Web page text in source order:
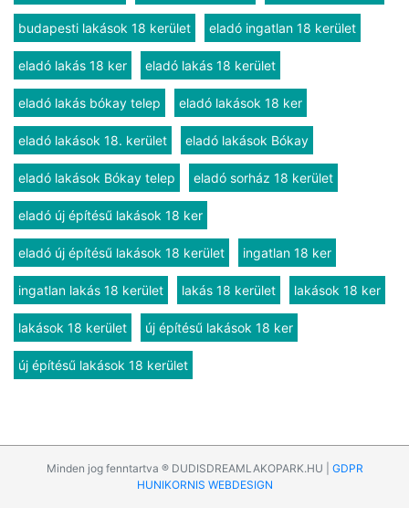
budapesti lakások 18 kerület eladó ingatlan 18 kerület
eladó lakás 18 ker eladó lakás 18 kerület
eladó lakás bókay telep eladó lakások 18 ker
eladó lakások 18. kerület eladó lakások Bókay
eladó lakások Bókay telep eladó sorház 18 kerület
eladó új építésű lakások 18 ker
eladó új építésű lakások 18 kerület ingatlan 18 ker
ingatlan lakás 18 kerület lakás 18 kerület lakások 18 ker
lakások 18 kerület új építésű lakások 18 ker
új építésű lakások 18 kerület
Minden jog fenntartva ® DUDISDREAMLAKOPARK.HU | GDPR
HUNIKORNIS WEBDESIGN